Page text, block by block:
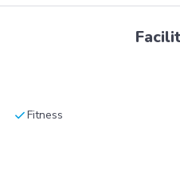
checkFitness